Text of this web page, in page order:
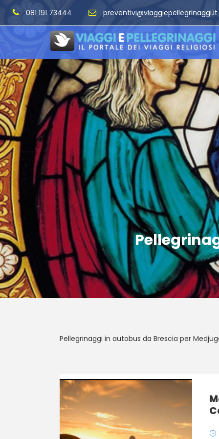
081 191 73444 preventivi@viaggiepellegrinaggi.it
Pellegrinaggi in autobus da Brescia per